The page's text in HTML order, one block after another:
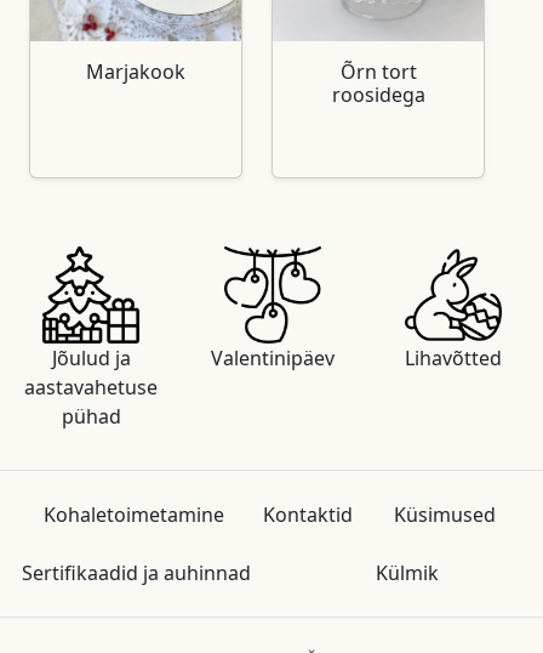
Marjakook
Õrn tort
roosidega
Jõulud ja
aastavahetuse
pühad
Valentinipäev Lihavõtted
Kohaletoimetamine Kontaktid Küsimused
Sertifikaadid ja auhinnad Külmik